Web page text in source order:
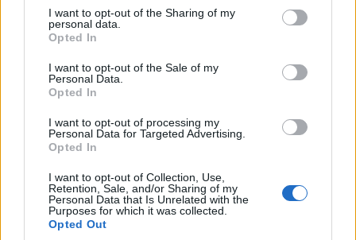
I want to opt-out of the Sharing of my
personal data.
Opted In
I want to opt-out of the Sale of my
Personal Data.
Opted In
I want to opt-out of processing my
Personal Data for Targeted Advertising.
Opted In
I want to opt-out of Collection, Use,
Retention, Sale, and/or Sharing of my
Personal Data that Is Unrelated with the
Purposes for which it was collected.
Opted Out
Objednávala som po prvý
krát cez váš obchod. Tovar
bol doručený včas a v
Renata H.
Spokojnosť na 100%
Získajte viac informácií o Dermocentrum.sk